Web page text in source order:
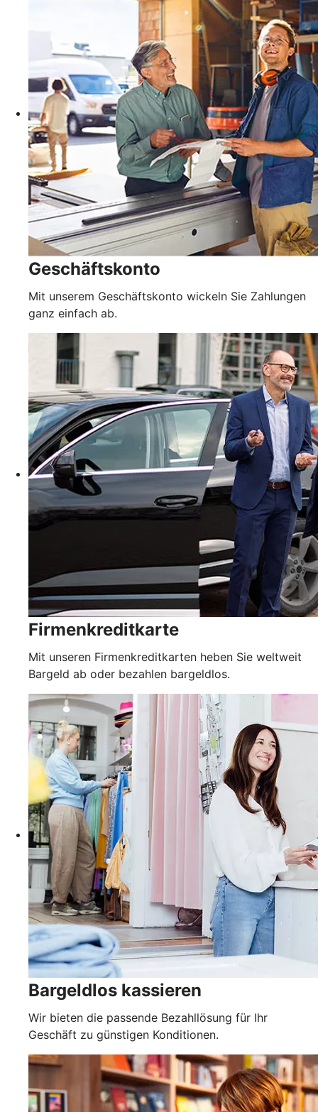
Geschäftskonto
Mit unserem Geschäftskonto wickeln Sie Zahlungen
ganz einfach ab.
Firmenkreditkarte
Mit unseren Firmenkreditkarten heben Sie weltweit
Bargeld ab oder bezahlen bargeldlos.
Bargeldlos kassieren
Wir bieten die passende Bezahllösung für Ihr
Geschäft zu günstigen Konditionen.